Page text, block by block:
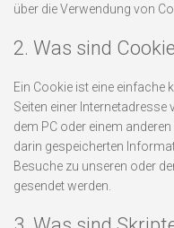
über die Verwendung von
2. Was sind
Ein Cookie ist eine einfache
Seiten einer
dem PC oder einem
darin gespeicherten
Besuche zu unseren oder
gesendet werden.